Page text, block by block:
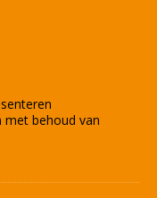
met behoud van